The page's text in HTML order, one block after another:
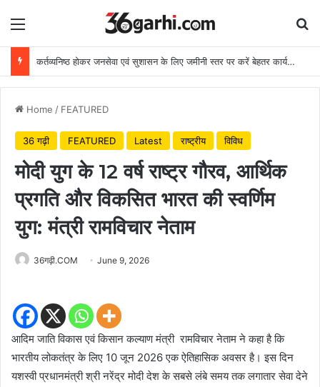
Menu
कर्तव्यनिष्ठ होकर जनसेवा एवं सुशासन के लिए जमीनी स्तर पर करें बेहतर कार्य: मुख्यमंत्री
Home / FEATURED
36 गढ़ी FEATURED Latest राष्ट्रीय विविध
मोदी युग के 12 वर्ष राष्ट्र गौरव, आर्थिक
प्रगति और विकसित भारत की स्वर्णिम
युग: मंत्री रामविचार नेताम
36गढ़ी.COM June 9, 2026
आदिम जाति विकास एवं किसान कल्याण मंत्री रामविचार नेताम ने कहा है कि
भारतीय लोकतंत्र के लिए 10 जून 2026 एक ऐतिहासिक अवसर है। इस दिन
यशस्वी प्रधानमंत्री श्री नरेंद्र मोदी देश के सबसे लंबे समय तक लगातार सेवा देने